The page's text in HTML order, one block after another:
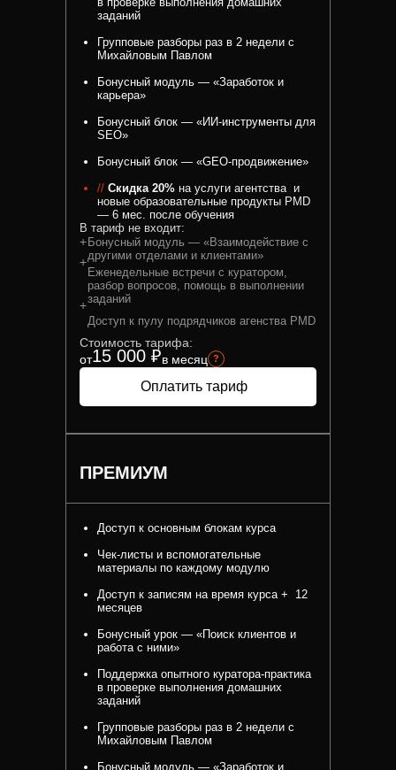
заданий
Групповые разборы раз в 2 недели с
Михайловым Павлом
Бонусный модуль — «Заработок и
карьера»
Бонусный блок — «ИИ-инструменты для
SEO»
Бонусный блок — «GEO-продвижение»
// Скидка 20% на услуги агентства и
новые образовательные продукты PMD
— 6 мес. после обучения
В тариф не входит:
+ Бонусный модуль — «Взаимодействие с
другими отделами и клиентами»
+
Еженедельные встречи с куратором,
разбор вопросов, помощь в выполнении
заданий
+
Доступ к пулу подрядчиков агенства PMD
Стоимость тарифа:
от15 000 ₽в месяц ?
Оплатить тариф
ПРЕМИУМ
Доступ к основным блокам курса
Чек-листы и вспомогательные
материалы по каждому модулю
Доступ к записям на время курса + 12
месяцев
Бонусный урок — «Поиск клиентов и
работа с ними»
Поддержка опытного куратора-практика
в проверке выполнения домашних
заданий
Групповые разборы раз в 2 недели с
Михайловым Павлом
Бонусный модуль — «Заработок и